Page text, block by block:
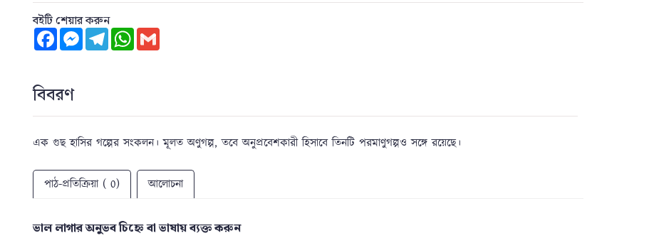
বইটি শেয়ার করুন
FacebookMessenger
TelegramWhatsApp
Gmail
বিবরণ
এক গুছ হাসির গল্পের সংকলন। মূলত অণুগল্প, তবে অনুপ্রবেশকারী হিসাবে তিনটি পরমাণুগল্পও সঙ্গে রয়েছে।
পাঠ-প্রতিক্রিয়া ( 0) আলোচনা
ভাল লাগার অনুভব চিহ্নে বা ভাষায় ব্যক্ত করুন